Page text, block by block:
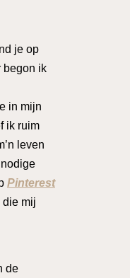
je op
begon ik
in mijn
ik ruim
leven
Pinterest
die mij
de